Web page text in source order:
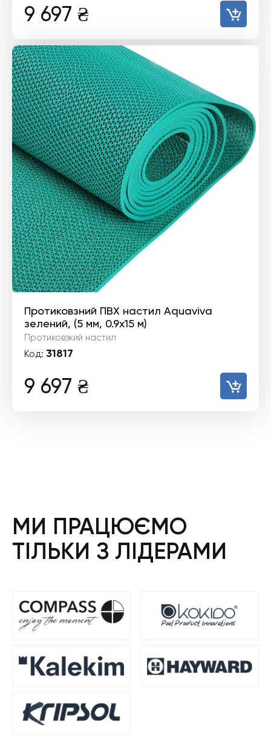
9 697 ₴
Протиковзний ПВХ настил Aquaviva
зелений, (5 мм, 0.9х15 м)
Протиковзкий настил
Код: 31817
9 697 ₴
МИ ПРАЦЮЄМО
ТІЛЬКИ З ЛІДЕРАМИ